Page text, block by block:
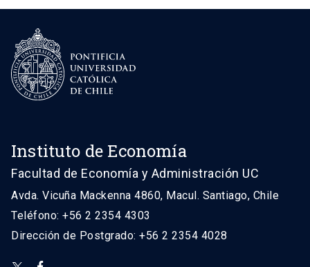
Instituto de Economía
Facultad de Economía y Administración UC
Avda. Vicuña Mackenna 4860, Macul. Santiago, Chile
Teléfono: +56 2 2354 4303
Dirección de Postgrado: +56 2 2354 4028